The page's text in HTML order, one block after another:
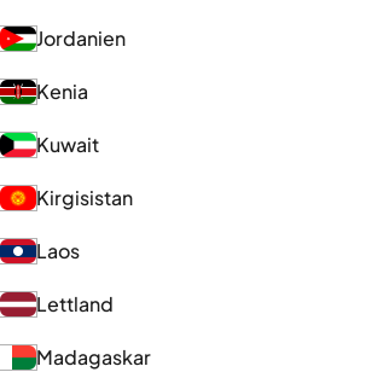
Jordanien
Kenia
Kuwait
Kirgisistan
Laos
Lettland
Madagaskar